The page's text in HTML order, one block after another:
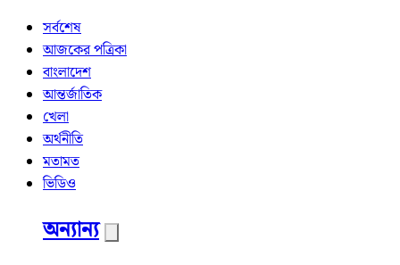
সর্বশেষ
আজকের পত্রিকা
বাংলাদেশ
আন্তর্জাতিক
খেলা
অর্থনীতি
মতামত
ভিডিও
অন্যান্য